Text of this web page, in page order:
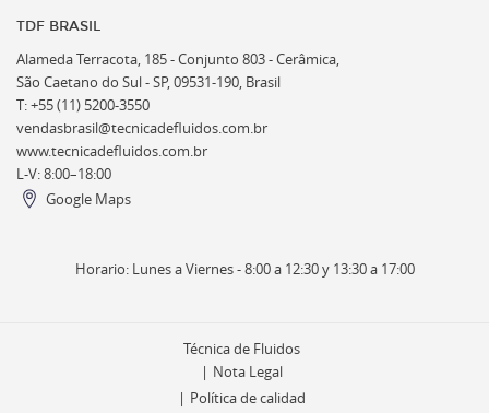
TDF BRASIL
Alameda Terracota, 185 - Conjunto 803 - Cerâmica,
São Caetano do Sul - SP, 09531-190, Brasil
T: +55 (11) 5200-3550
vendasbrasil@tecnicadefluidos.com.br
www.tecnicadefluidos.com.br
L-V: 8:00–18:00
Google Maps
Horario: Lunes a Viernes - 8:00 a 12:30 y 13:30 a 17:00
Técnica de Fluidos
Nota Legal
Política de calidad